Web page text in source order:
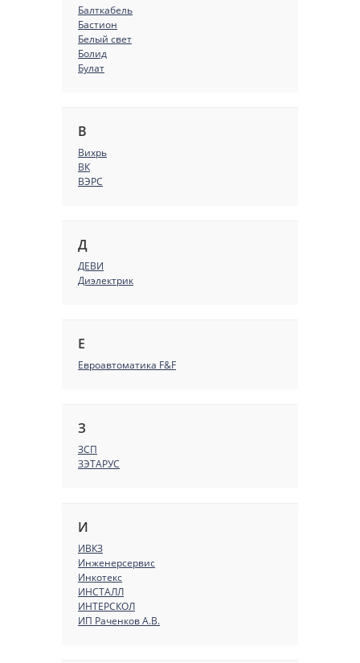
Балткабель
Бастион
Белый свет
Болид
Булат
В
Вихрь
ВК
ВЭРС
Д
ДЕВИ
Диэлектрик
Е
Евроавтоматика F&F
З
ЗСП
ЗЭТАРУС
И
ИВКЗ
Инженерсервис
Инкотекс
ИНСТАЛЛ
ИНТЕРСКОЛ
ИП Раченков А.В.